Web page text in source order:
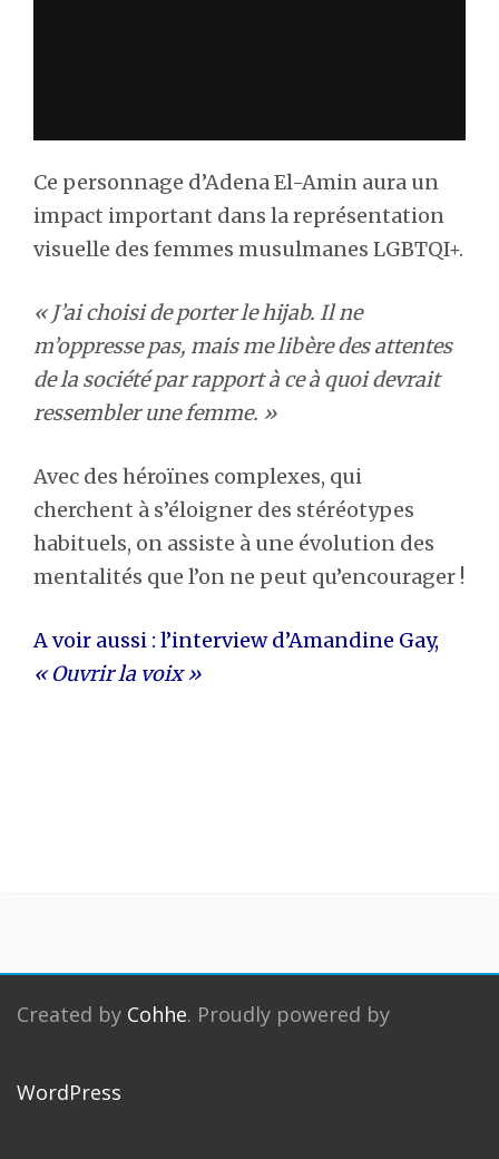
Ce personnage d’Adena El-Amin aura un
impact important dans la représentation
visuelle des femmes musulmanes LGBTQI+.
« J’ai choisi de porter le hijab. Il ne
m’oppresse pas, mais me libère des attentes
de la société par rapport à ce à quoi devrait
ressembler une femme. »
Avec des héroïnes complexes, qui
cherchent à s’éloigner des stéréotypes
habituels, on assiste à une évolution des
mentalités que l’on ne peut qu’encourager !
A voir aussi : l’interview d’Amandine Gay,
« Ouvrir la voix »
Created by Cohhe. Proudly powered by
WordPress